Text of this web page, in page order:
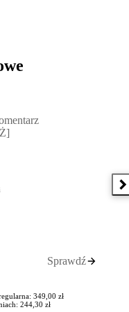
[PRZEDSPRZEDAŻ],
Sprawdź
349,00 zł
244,30 zł